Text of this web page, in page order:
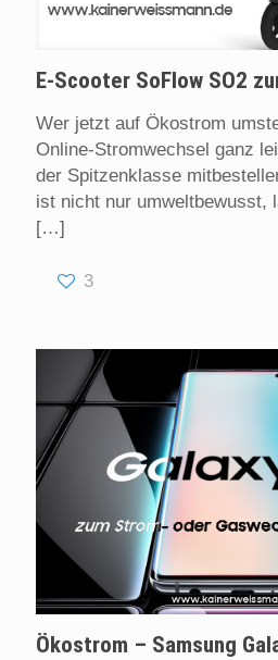
E-Scooter SoFlow SO2
Wer jetzt auf Ökostrom
Online-Stromwechsel ganz
der Spitzenklasse
ist nicht nur umweltbewusst,
[…]
3
Ökostrom – Samsung